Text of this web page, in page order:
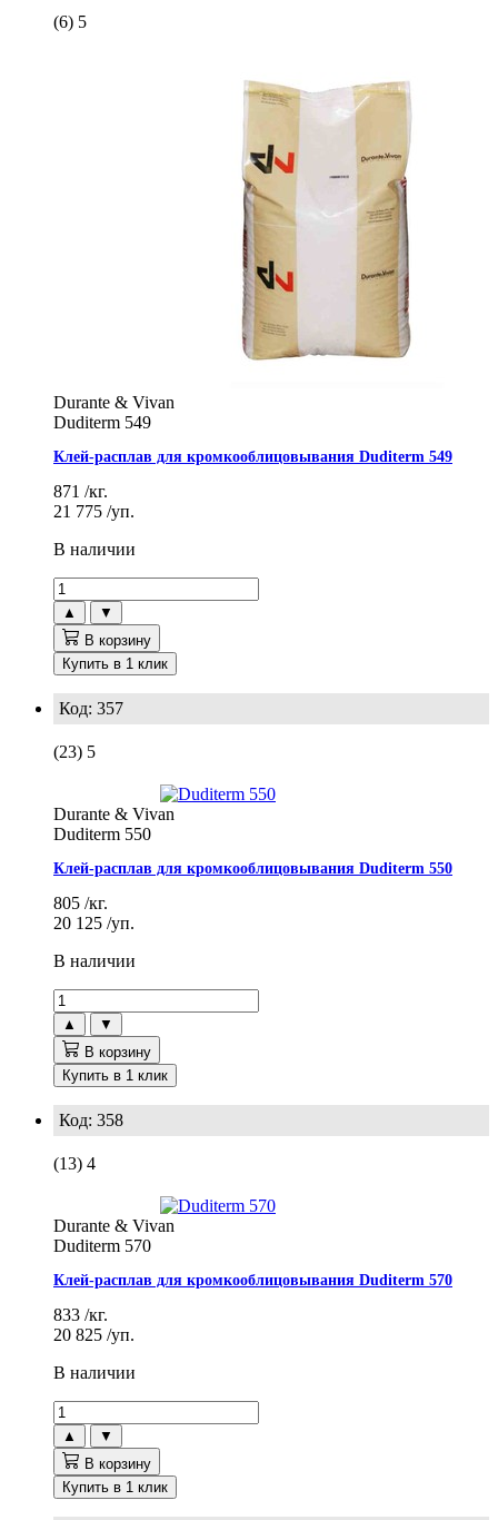
(6) 5
Durante & Vivan
Duditerm 549
Клей-расплав для кромкооблицовывания Duditerm 549
871 /кг.
21 775 /уп.
В наличии
▲
▼
В корзину
Купить в 1 клик
Код: 357
(23) 5
Durante & Vivan
Duditerm 550
Клей-расплав для кромкооблицовывания Duditerm 550
805 /кг.
20 125 /уп.
В наличии
▲
▼
В корзину
Купить в 1 клик
Код: 358
(13) 4
Durante & Vivan
Duditerm 570
Клей-расплав для кромкооблицовывания Duditerm 570
833 /кг.
20 825 /уп.
В наличии
▲
▼
В корзину
Купить в 1 клик